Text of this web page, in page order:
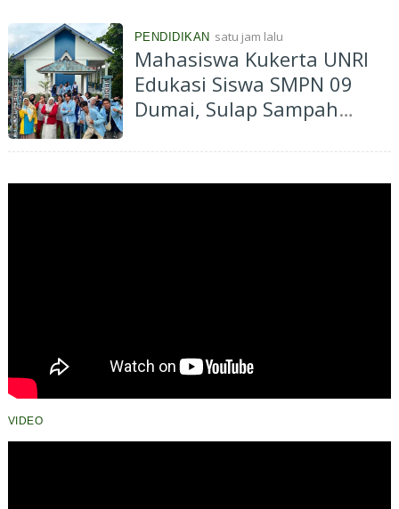
PENDIDIKAN satu jam lalu
Mahasiswa Kukerta UNRI
Edukasi Siswa SMPN 09
Dumai, Sulap Sampah
VIDEO